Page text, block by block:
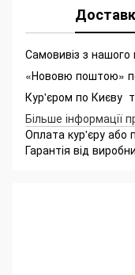
Самовивіз з
«Нововю поштою»
Кур'єром по Києву
Більше інформації
Оплата кур'єру або
Гарантія від